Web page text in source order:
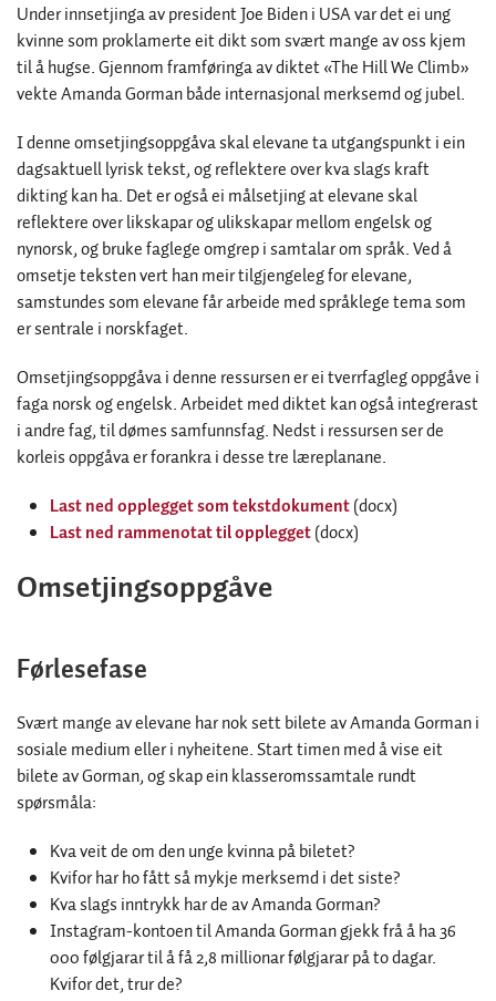
Under innsetjinga av president Joe Biden i USA var det ei ung
kvinne som proklamerte eit dikt som svært mange av oss kjem
til å hugse. Gjennom framføringa av diktet «The Hill We Climb»
vekte Amanda Gorman både internasjonal merksemd og jubel.
I denne omsetjingsoppgåva skal elevane ta utgangspunkt i ein
dagsaktuell lyrisk tekst, og reflektere over kva slags kraft
dikting kan ha. Det er også ei målsetjing at elevane skal
reflektere over likskapar og ulikskapar mellom engelsk og
nynorsk, og bruke faglege omgrep i samtalar om språk. Ved å
omsetje teksten vert han meir tilgjengeleg for elevane,
samstundes som elevane får arbeide med språklege tema som
er sentrale i norskfaget.
Omsetjingsoppgåva i denne ressursen er ei tverrfagleg oppgåve i
faga norsk og engelsk. Arbeidet med diktet kan også integrerast
i andre fag, til dømes samfunnsfag. Nedst i ressursen ser de
korleis oppgåva er forankra i desse tre læreplanane.
Last ned opplegget som tekstdokument(docx)
Last ned rammenotat til opplegget(docx)
Omsetjingsoppgåve
Førlesefase
Svært mange av elevane har nok sett bilete av Amanda Gorman i
sosiale medium eller i nyheitene. Start timen med å vise eit
bilete av Gorman, og skap ein klasseromssamtale rundt
spørsmåla:
Kva veit de om den unge kvinna på biletet?
Kvifor har ho fått så mykje merksemd i det siste?
Kva slags inntrykk har de av Amanda Gorman?
Instagram-kontoen til Amanda Gorman gjekk frå å ha 36
000 følgjarar til å få 2,8 millionar følgjarar på to dagar.
Kvifor det, trur de?